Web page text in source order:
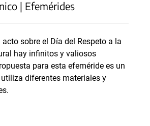
| Efemérides
acto sobre el Día del Respeto a la
hay infinitos y valiosos
para esta efeméride es un
diferentes materiales y